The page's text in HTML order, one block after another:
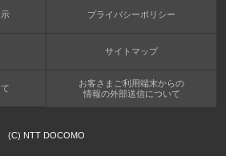
プライバシーポリシー
サイトマップ
お客さまご利用端末からの
情報の外部送信について
(C) NTT DOCOMO